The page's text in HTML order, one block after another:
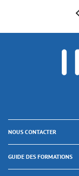
NOUS CONTACTER
GUIDE DES FORMATIONS